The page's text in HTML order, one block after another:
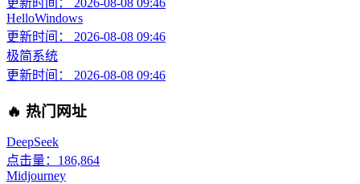
更新时间： 2026-08-08 09:46
HelloWindows
更新时间： 2026-08-08 09:46
极简系统
更新时间： 2026-08-08 09:46
🔥 热门网址
DeepSeek
点击量：186,864
Midjourney